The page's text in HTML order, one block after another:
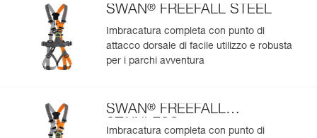
Confezione : 1
SWAN® FREEFALL STEEL
Imbracatura completa con punto di
attacco dorsale di facile utilizzo e robusta
per i parchi avventura
SWAN® FREEFALL
STAINLESS
Imbracatura completa con punto di